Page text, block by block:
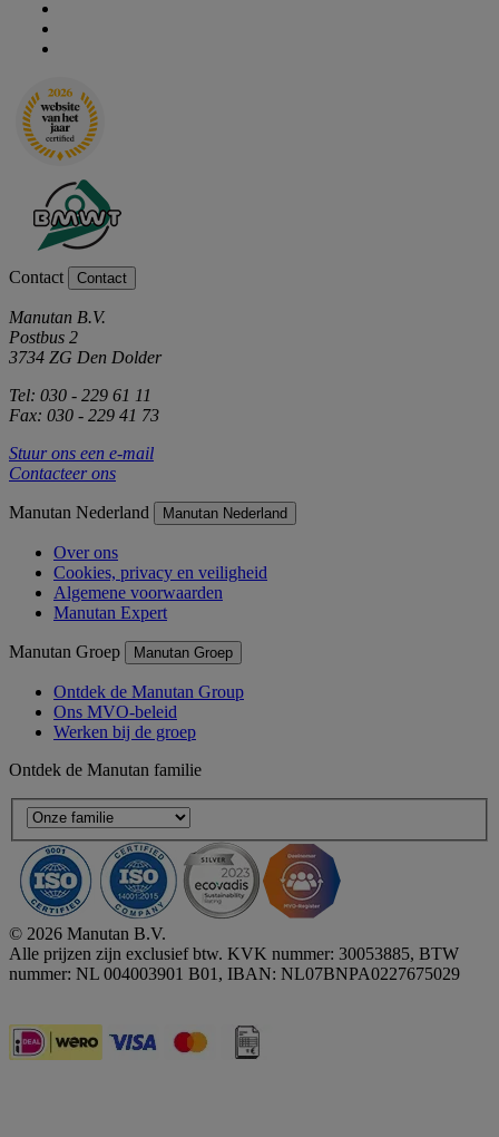
Contact Contact
Manutan B.V.
Postbus 2
3734 ZG Den Dolder
Tel: 030 - 229 61 11
Fax: 030 - 229 41 73
Stuur ons een e-mail
Contacteer ons
Manutan Nederland Manutan Nederland
Over ons
Cookies, privacy en veiligheid
Algemene voorwaarden
Manutan Expert
Manutan Groep Manutan Groep
Ontdek de Manutan Group
Ons MVO-beleid
Werken bij de groep
Ontdek de Manutan familie
© 2026 Manutan B.V.
Alle prijzen zijn exclusief btw. KVK nummer: 30053885, BTW
nummer: NL 004003901 B01, IBAN: NL07BNPA0227675029